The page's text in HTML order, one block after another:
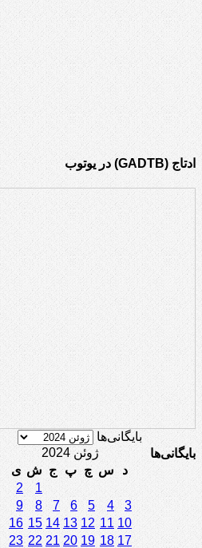
ادتاج (GADTB) در یوتوب
بایگانی‌ها
بایگانی‌ها
ژوئن 2024
د
س چ پ ج ش ی
1
2
3
4
5
6
7
8
9
10
11
12
13
14
15
16
17
18
19
20
21
22
23